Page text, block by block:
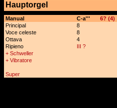
Hauptorgel
Manual C-a''' 6? (4)
Principal
8
Voce celeste
8
Ottava
4
Ripieno
III ?
+ Schweller
+ Vibratore
Super